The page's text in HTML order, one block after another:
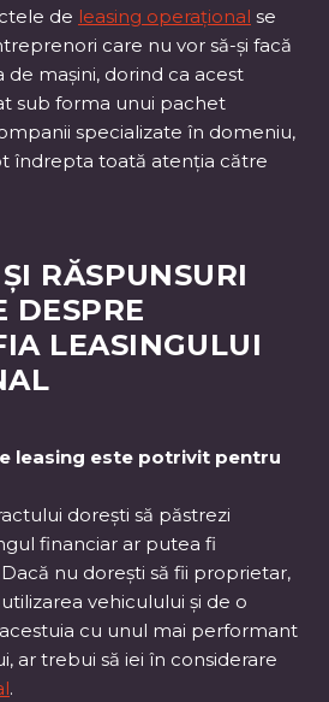
de leasing operațional se
care nu vor să-și facă
de mașini, dorind ca acest
sub forma unui pachet
specializate în domeniu,
îndrepta toată atenția către
RĂSPUNSURI
DESPRE
LEASINGULUI
leasing este potrivit pentru
dorești să păstrezi
financiar ar putea fi
nu dorești să fii proprietar,
vehiculului și de o
cu unul mai performant
ar trebui să iei în considerare
.